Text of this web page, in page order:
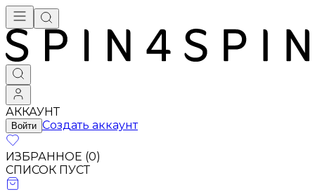
АККАУНТ
Войти Создать аккаунт
ИЗБРАННОЕ (0)
СПИСОК ПУСТ